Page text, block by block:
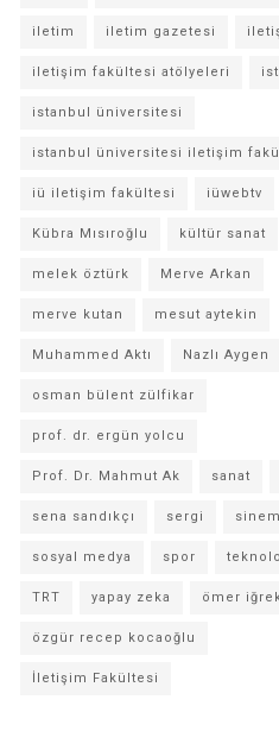
iletim iletim gazetesi
iletişim fakültesi atölyeleri
istanbul üniversitesi
istanbul üniversitesi iletişim
iü iletişim fakültesi iüwebtv
Kübra Mısıroğlu kültür sanat
melek öztürk Merve Arkan
merve kutan mesut aytekin
Muhammed Aktı Nazlı Aygen
osman bülent zülfikar
prof. dr. ergün yolcu
Prof. Dr. Mahmut Ak sanat
sena sandıkçı sergi
sosyal medya spor
TRT yapay zeka ömer
özgür recep kocaoğlu
İletişim Fakültesi